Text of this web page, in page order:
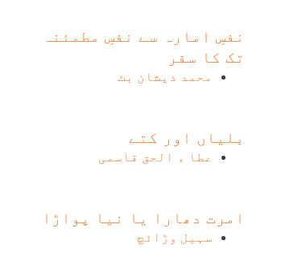
نفسِ امارہ سے نفسِ مطمئنہ
تک کا سفر
محمد ذیشان بٹ
بلیاں اور کتے
عطا ء الحق قاسمی
امرت دھارا یا نیا پواڑا
سہیل وڑائچ